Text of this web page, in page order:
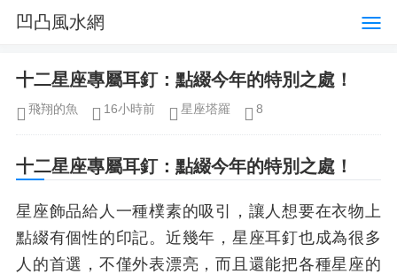
凹凸風水網
十二星座專屬耳釘：點綴今年的特別之處！
飛翔的魚 16小時前 星座塔羅 8
十二星座專屬耳釘：點綴今年的特別之處！
星座飾品給人一種樸素的吸引，讓人想要在衣物上
點綴有個性的印記。近幾年，星座耳釘也成為很多
人的首選，不僅外表漂亮，而且還能把各種星座的